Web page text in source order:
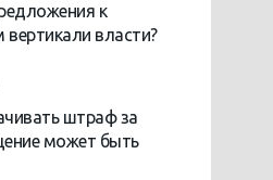
к
вертикали власти?
штраф за
может быть